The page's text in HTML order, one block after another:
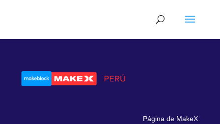
Página de MakeX